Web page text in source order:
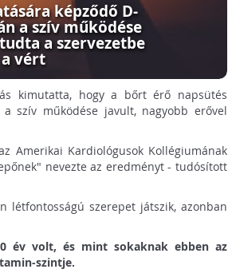
képződő D-
a szív működése
a szervezetbe
vért
kimutatta, hogy a bőrt érő napsütés
szív működése javult, nagyobb erővel
Amerikai Kardiológusok Kollégiumának
nevezte az eredményt - tudósított
létfontosságú szerepet játszik, azonban
év volt, és mint sokaknak ebben az
szintje.